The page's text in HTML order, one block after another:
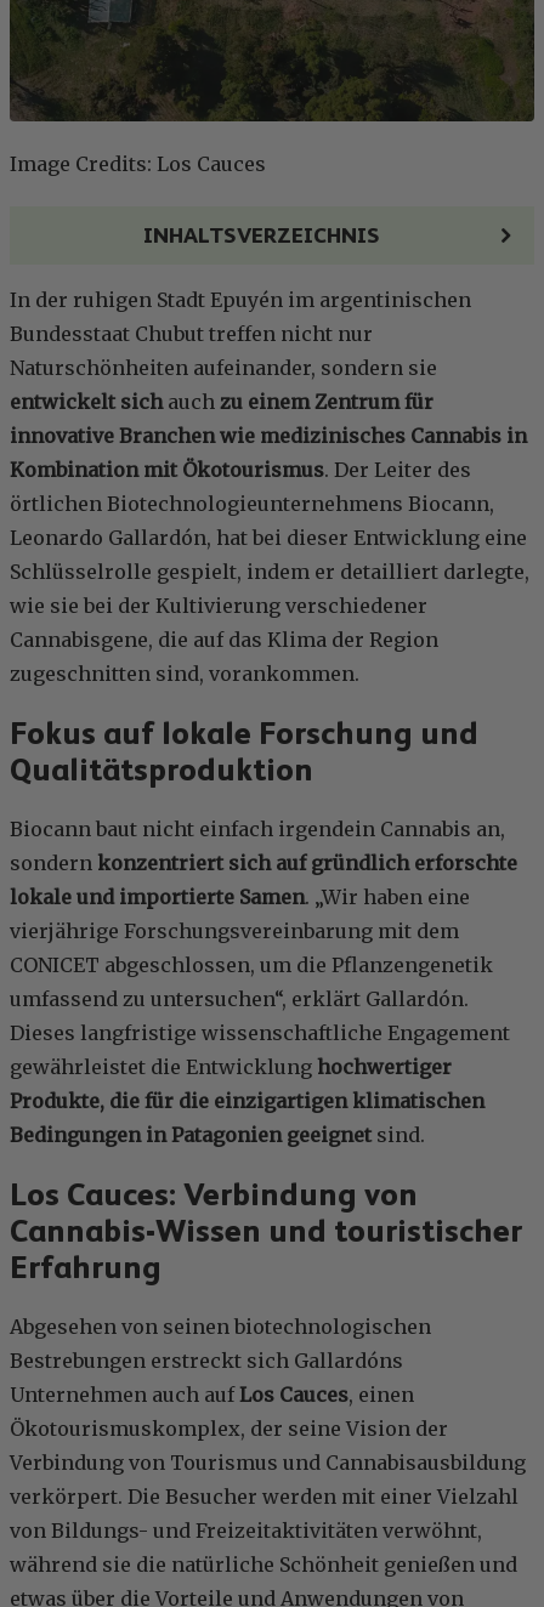
Image Credits: Los Cauces
INHALTSVERZEICHNIS
In der ruhigen Stadt Epuyén im argentinischen
Bundesstaat Chubut treffen nicht nur
Naturschönheiten aufeinander, sondern sie
entwickelt sichauch zu einem Zentrum für
innovative Branchen wie medizinisches Cannabis in
Kombination mit Ökotourismus. Der Leiter des
örtlichen Biotechnologieunternehmens Biocann,
Leonardo Gallardón, hat bei dieser Entwicklung eine
Schlüsselrolle gespielt, indem er detailliert darlegte,
wie sie bei der Kultivierung verschiedener
Cannabisgene, die auf das Klima der Region
zugeschnitten sind, vorankommen.
Fokus auf lokale Forschung und
Qualitätsproduktion
Biocann baut nicht einfach irgendein Cannabis an,
sondern konzentriert sich auf gründlich erforschte
lokale und importierte Samen. „Wir haben eine
vierjährige Forschungsvereinbarung mit dem
CONICET abgeschlossen, um die Pflanzengenetik
umfassend zu untersuchen“, erklärt Gallardón.
Dieses langfristige wissenschaftliche Engagement
gewährleistet die Entwicklung hochwertiger
Produkte, die für die einzigartigen klimatischen
Bedingungen in Patagonien geeignetsind.
Los Cauces: Verbindung von
Cannabis-Wissen und touristischer
Erfahrung
Abgesehen von seinen biotechnologischen
Bestrebungen erstreckt sich Gallardóns
Unternehmen auch aufLos Cauces, einen
Ökotourismuskomplex, der seine Vision der
Verbindung von Tourismus und Cannabisausbildung
verkörpert. Die Besucher werden mit einer Vielzahl
von Bildungs- und Freizeitaktivitäten verwöhnt,
während sie die natürliche Schönheit genießen und
etwas über die Vorteile und Anwendungen von